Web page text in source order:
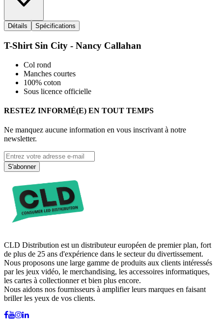
Détails Spécifications
T-Shirt Sin City - Nancy Callahan
Col rond
Manches courtes
100% coton
Sous licence officielle
RESTEZ INFORMÉ(E) EN TOUT TEMPS
Ne manquez aucune information en vous inscrivant à notre
newsletter.
S'abonner
CLD Distribution est un distributeur européen de premier plan, fort
de plus de 25 ans d'expérience dans le secteur du divertissement.
Nous proposons une large gamme de produits aux clients intéressés
par les jeux vidéo, le merchandising, les accessoires informatiques,
les cartes à collectionner et bien plus encore.
Nous aidons nos fournisseurs à amplifier leurs marques en faisant
briller les yeux de vos clients.